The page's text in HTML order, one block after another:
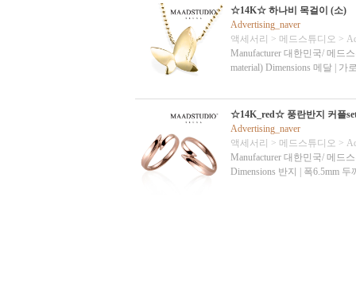
☆14K☆ 하나비 목걸이 (소)
Advertising_naver
액세서리 > 메드스튜디오 >
Manufacturer 대한민국/ 메드
material) Dimensions 메달 | 가
☆14K_red☆ 풍란반지 커플
Advertising_naver
액세서리 > 메드스튜디오 >
Manufacturer 대한민국/ 메드스
Dimensions 반지 | 폭6.5mm